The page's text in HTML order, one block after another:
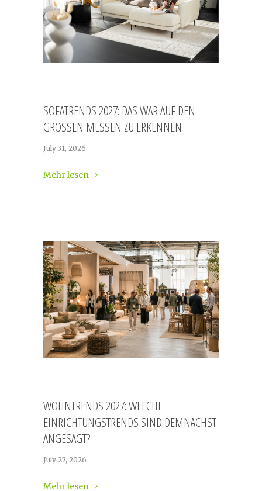
SOFATRENDS 2027: DAS WAR AUF DEN
GROSSEN MESSEN ZU ERKENNEN
July 31, 2026
Mehr lesen
WOHNTRENDS 2027: WELCHE
EINRICHTUNGSTRENDS SIND DEMNÄCHST
ANGESAGT?
July 27, 2026
Mehr lesen